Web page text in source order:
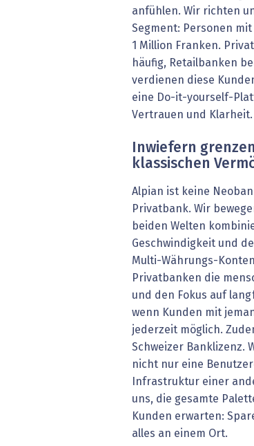
anfühlen. Wir richten
Segment: Personen mit
1 Million Franken.
häufig, Retailbanken
verdienen diese
eine Do-it-yourself-
Vertrauen und
Inwiefern
klassischen
Alpian ist keine
Privatbank. Wir
beiden Welten
Geschwindigkeit und
Multi-Währungs-
Privatbanken die
und den Fokus auf
wenn Kunden mit
jederzeit möglich.
Schweizer Bank­lizenz.
nicht nur eine
Infrastruktur einer
uns, die gesamte
Kunden erwarten:
alles an einem Ort.